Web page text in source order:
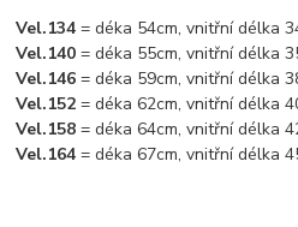
Vel.134= déka 54cm, vnitřní délka
Vel.140 = déka 55cm, vnitřní délka
Vel.146 = déka 59cm, vnitřní délka
Vel.152= déka 62cm, vnitřní délka
Vel.158 = déka 64cm, vnitřní délka
Vel.164 = déka 67cm, vnitřní délka